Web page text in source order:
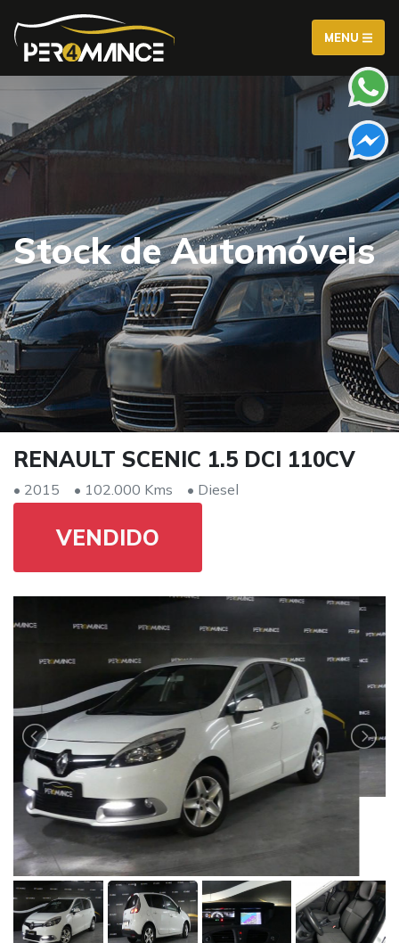
MENU
Stock de Automóveis
RENAULT SCENIC 1.5 DCI 110CV
• 2015 • 102.000 Kms • Diesel
VENDIDO